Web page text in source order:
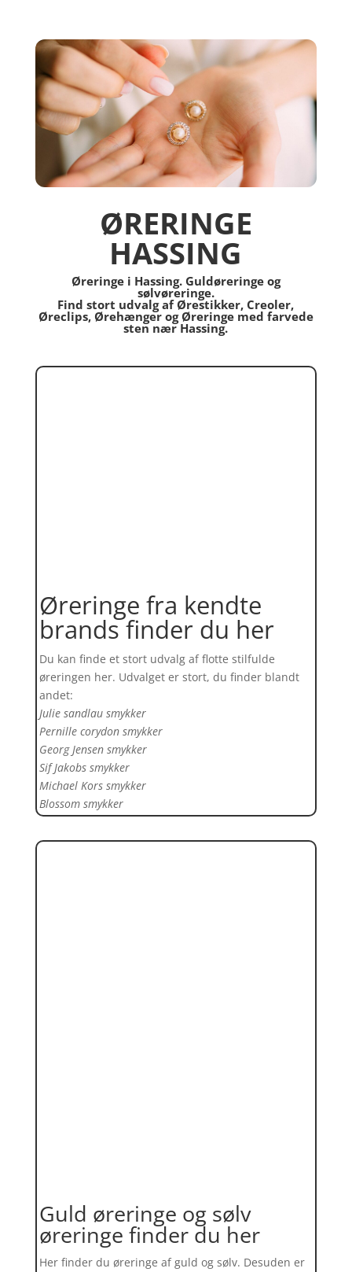
ØRERINGE
HASSING
Øreringe i Hassing. Guldøreringe og
sølvøreringe.
Find stort udvalg af Ørestikker, Creoler,
Øreclips, Ørehænger og Øreringe med farvede
sten nær Hassing.
Øreringe fra kendte
brands finder du her
Du kan finde et stort udvalg af flotte stilfulde
øreringen her. Udvalget er stort, du finder blandt
andet:
Julie sandlau smykker
Pernille corydon smykker
Georg Jensen smykker
Sif Jakobs smykker
Michael Kors smykker
Blossom smykker
Guld øreringe og sølv
øreringe finder du her
Her finder du øreringe af guld og sølv. Desuden er